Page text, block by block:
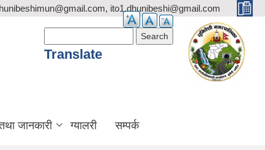
ito1.dhunibeshi@gmail.com
Translate
जानकारी ग्यालरी सम्पर्क